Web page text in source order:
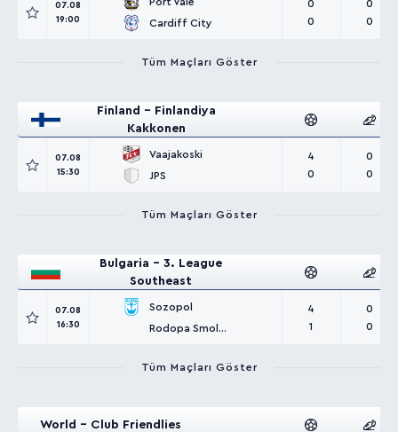
07.08
19:00
Cardiff City
0
0
0
0
Tüm Maçları Göster
Finland - Finlandiya
Kakkonen
07.08
15:30
Vaajakoski
JPS
4
0
0
0
Tüm Maçları Göster
Bulgaria - 3. League
Southeast
07.08
16:30
Sozopol
Rodopa Smolyan
4
1
0
0
Tüm Maçları Göster
World - Club Friendlies